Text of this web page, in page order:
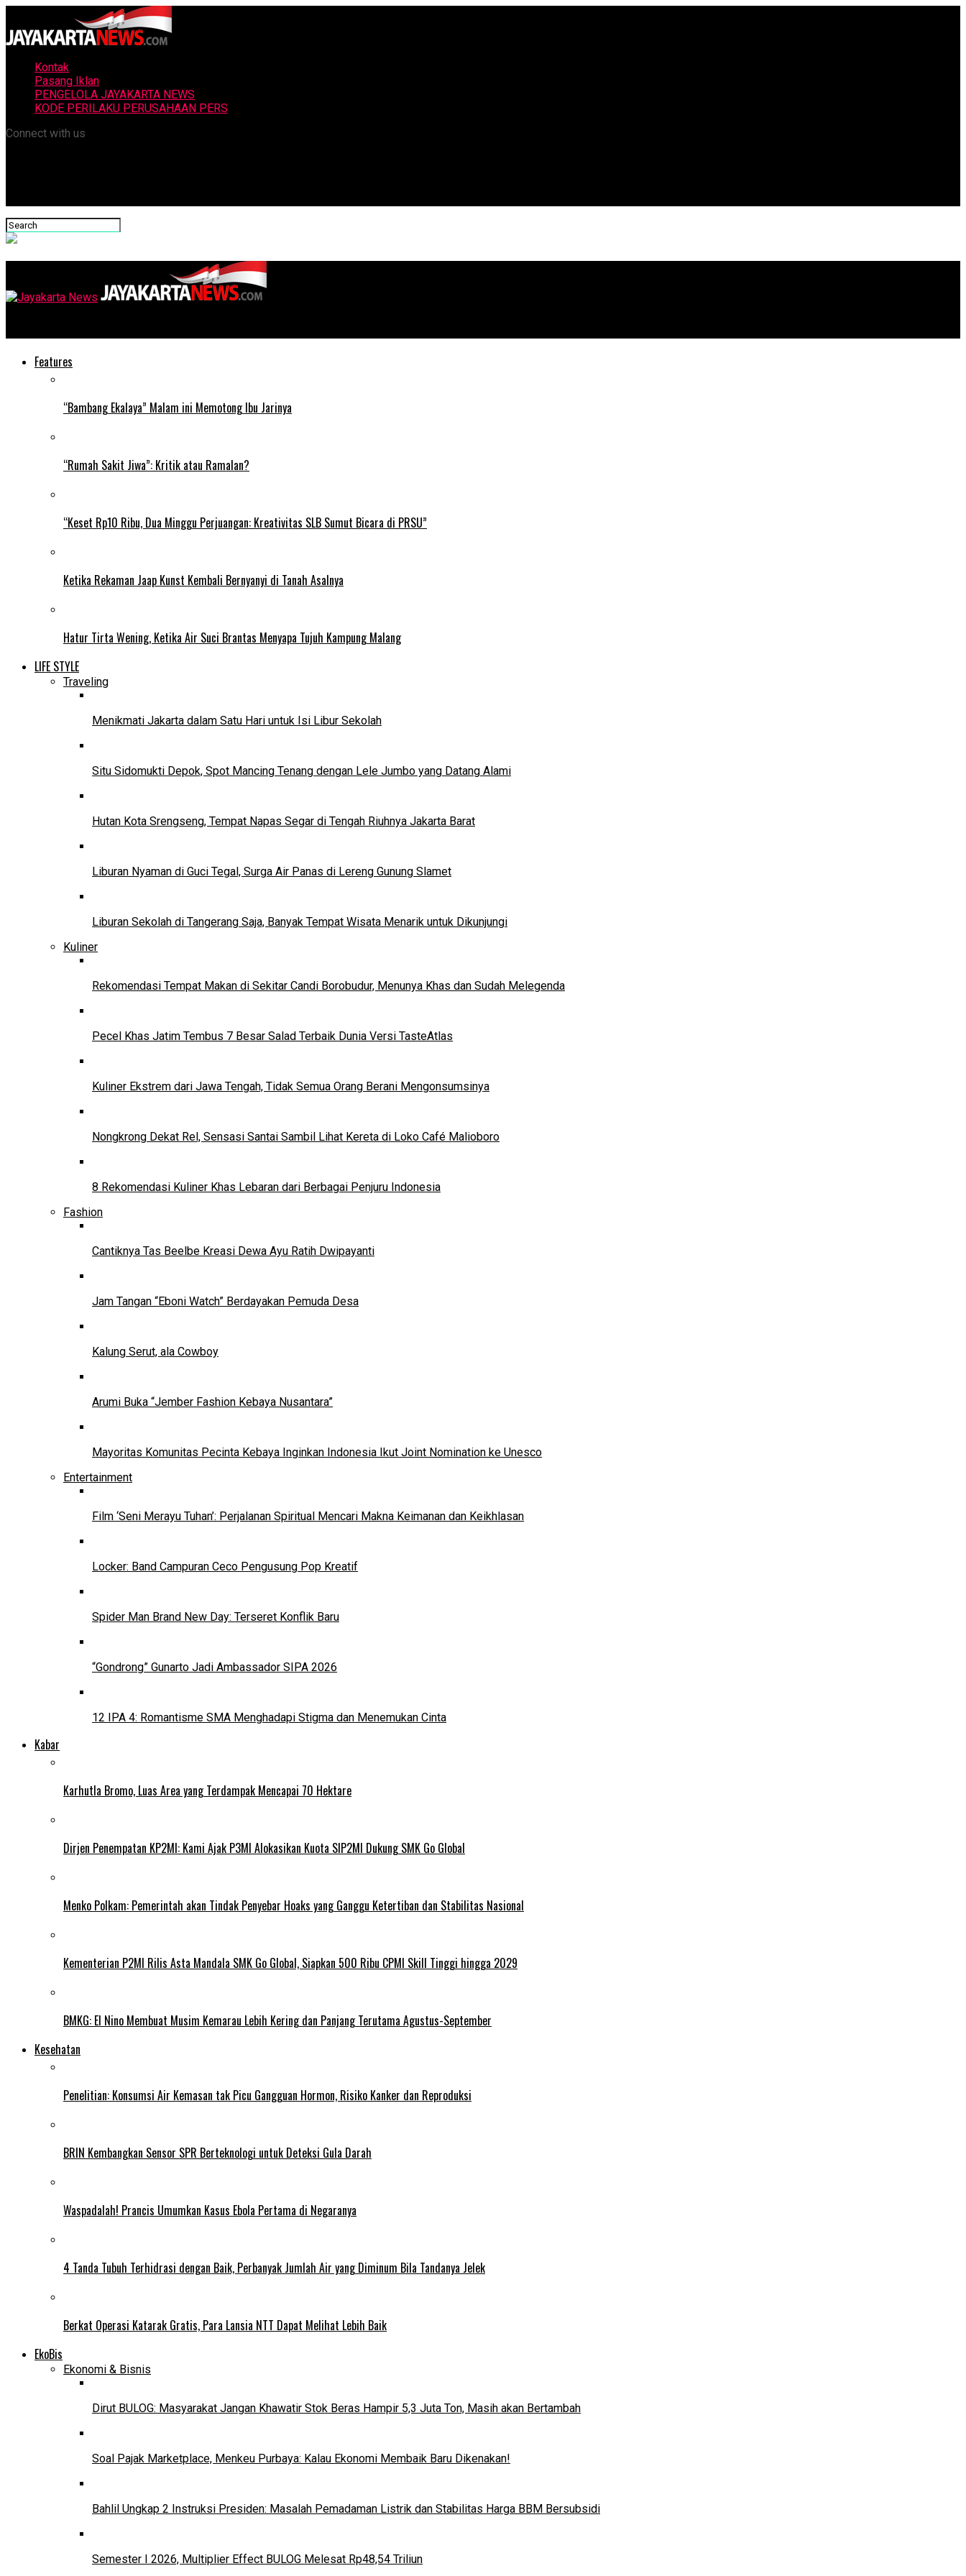
Kontak
Pasang Iklan
PENGELOLA JAYAKARTA NEWS
KODE PERILAKU PERUSAHAAN PERS
Connect with us
Features
“Bambang Ekalaya” Malam ini Memotong Ibu Jarinya
“Rumah Sakit Jiwa”: Kritik atau Ramalan?
“Keset Rp10 Ribu, Dua Minggu Perjuangan: Kreativitas SLB Sumut Bicara di PRSU”
Ketika Rekaman Jaap Kunst Kembali Bernyanyi di Tanah Asalnya
Hatur Tirta Wening, Ketika Air Suci Brantas Menyapa Tujuh Kampung Malang
LIFE STYLE
Traveling
Menikmati Jakarta dalam Satu Hari untuk Isi Libur Sekolah
Situ Sidomukti Depok, Spot Mancing Tenang dengan Lele Jumbo yang Datang Alami
Hutan Kota Srengseng, Tempat Napas Segar di Tengah Riuhnya Jakarta Barat
Liburan Nyaman di Guci Tegal, Surga Air Panas di Lereng Gunung Slamet
Liburan Sekolah di Tangerang Saja, Banyak Tempat Wisata Menarik untuk Dikunjungi
Kuliner
Rekomendasi Tempat Makan di Sekitar Candi Borobudur, Menunya Khas dan Sudah Melegenda
Pecel Khas Jatim Tembus 7 Besar Salad Terbaik Dunia Versi TasteAtlas
Kuliner Ekstrem dari Jawa Tengah, Tidak Semua Orang Berani Mengonsumsinya
Nongkrong Dekat Rel, Sensasi Santai Sambil Lihat Kereta di Loko Café Malioboro
8 Rekomendasi Kuliner Khas Lebaran dari Berbagai Penjuru Indonesia
Fashion
Cantiknya Tas Beelbe Kreasi Dewa Ayu Ratih Dwipayanti
Jam Tangan “Eboni Watch” Berdayakan Pemuda Desa
Kalung Serut, ala Cowboy
Arumi Buka “Jember Fashion Kebaya Nusantara”
Mayoritas Komunitas Pecinta Kebaya Inginkan Indonesia Ikut Joint Nomination ke Unesco
Entertainment
Film ‘Seni Merayu Tuhan’: Perjalanan Spiritual Mencari Makna Keimanan dan Keikhlasan
Locker: Band Campuran Ceco Pengusung Pop Kreatif
Spider Man Brand New Day: Terseret Konflik Baru
“Gondrong” Gunarto Jadi Ambassador SIPA 2026
12 IPA 4: Romantisme SMA Menghadapi Stigma dan Menemukan Cinta
Kabar
Karhutla Bromo, Luas Area yang Terdampak Mencapai 70 Hektare
Dirjen Penempatan KP2MI: Kami Ajak P3MI Alokasikan Kuota SIP2MI Dukung SMK Go Global
Menko Polkam: Pemerintah akan Tindak Penyebar Hoaks yang Ganggu Ketertiban dan Stabilitas Nasional
Kementerian P2MI Rilis Asta Mandala SMK Go Global, Siapkan 500 Ribu CPMI Skill Tinggi hingga 2029
BMKG: El Nino Membuat Musim Kemarau Lebih Kering dan Panjang Terutama Agustus-September
Kesehatan
Penelitian: Konsumsi Air Kemasan tak Picu Gangguan Hormon, Risiko Kanker dan Reproduksi
BRIN Kembangkan Sensor SPR Berteknologi untuk Deteksi Gula Darah
Waspadalah! Prancis Umumkan Kasus Ebola Pertama di Negaranya
4 Tanda Tubuh Terhidrasi dengan Baik, Perbanyak Jumlah Air yang Diminum Bila Tandanya Jelek
Berkat Operasi Katarak Gratis, Para Lansia NTT Dapat Melihat Lebih Baik
EkoBis
Ekonomi & Bisnis
Dirut BULOG: Masyarakat Jangan Khawatir Stok Beras Hampir 5,3 Juta Ton, Masih akan Bertambah
Soal Pajak Marketplace, Menkeu Purbaya: Kalau Ekonomi Membaik Baru Dikenakan!
Bahlil Ungkap 2 Instruksi Presiden: Masalah Pemadaman Listrik dan Stabilitas Harga BBM Bersubsidi
Semester I 2026, Multiplier Effect BULOG Melesat Rp48,54 Triliun